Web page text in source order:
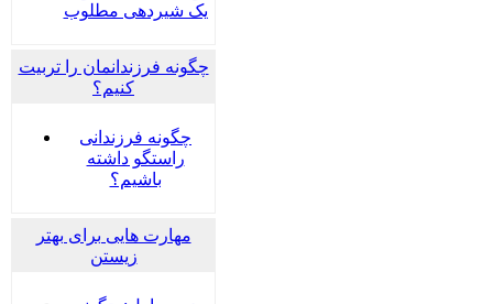
یک شیردهی مطلوب
چگونه فرزندانمان را تربیت
کنیم؟
چگونه فرزندانی
راستگو داشته
باشیم؟
مهارت هایی برای بهتر
زیستن